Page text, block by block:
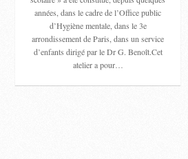
années, dans le cadre de l’Office public
d’Hygiène mentale, dans le 3e
arrondissement de Paris, dans un service
d’enfants dirigé par le Dr G. Benoît.Cet
atelier a pour…